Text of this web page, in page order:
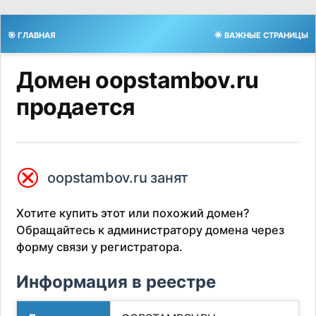
🎯 ГЛАВНАЯ 🌟 ВАЖНЫЕ СТРАНИЦЫ
Домен oopstambov.ru
продается
⮿ oopstambov.ru занят
Хотите купить этот или похожий домен?
Обращайтесь к администратору домена через
форму связи у регистратора.
Информация в реестре